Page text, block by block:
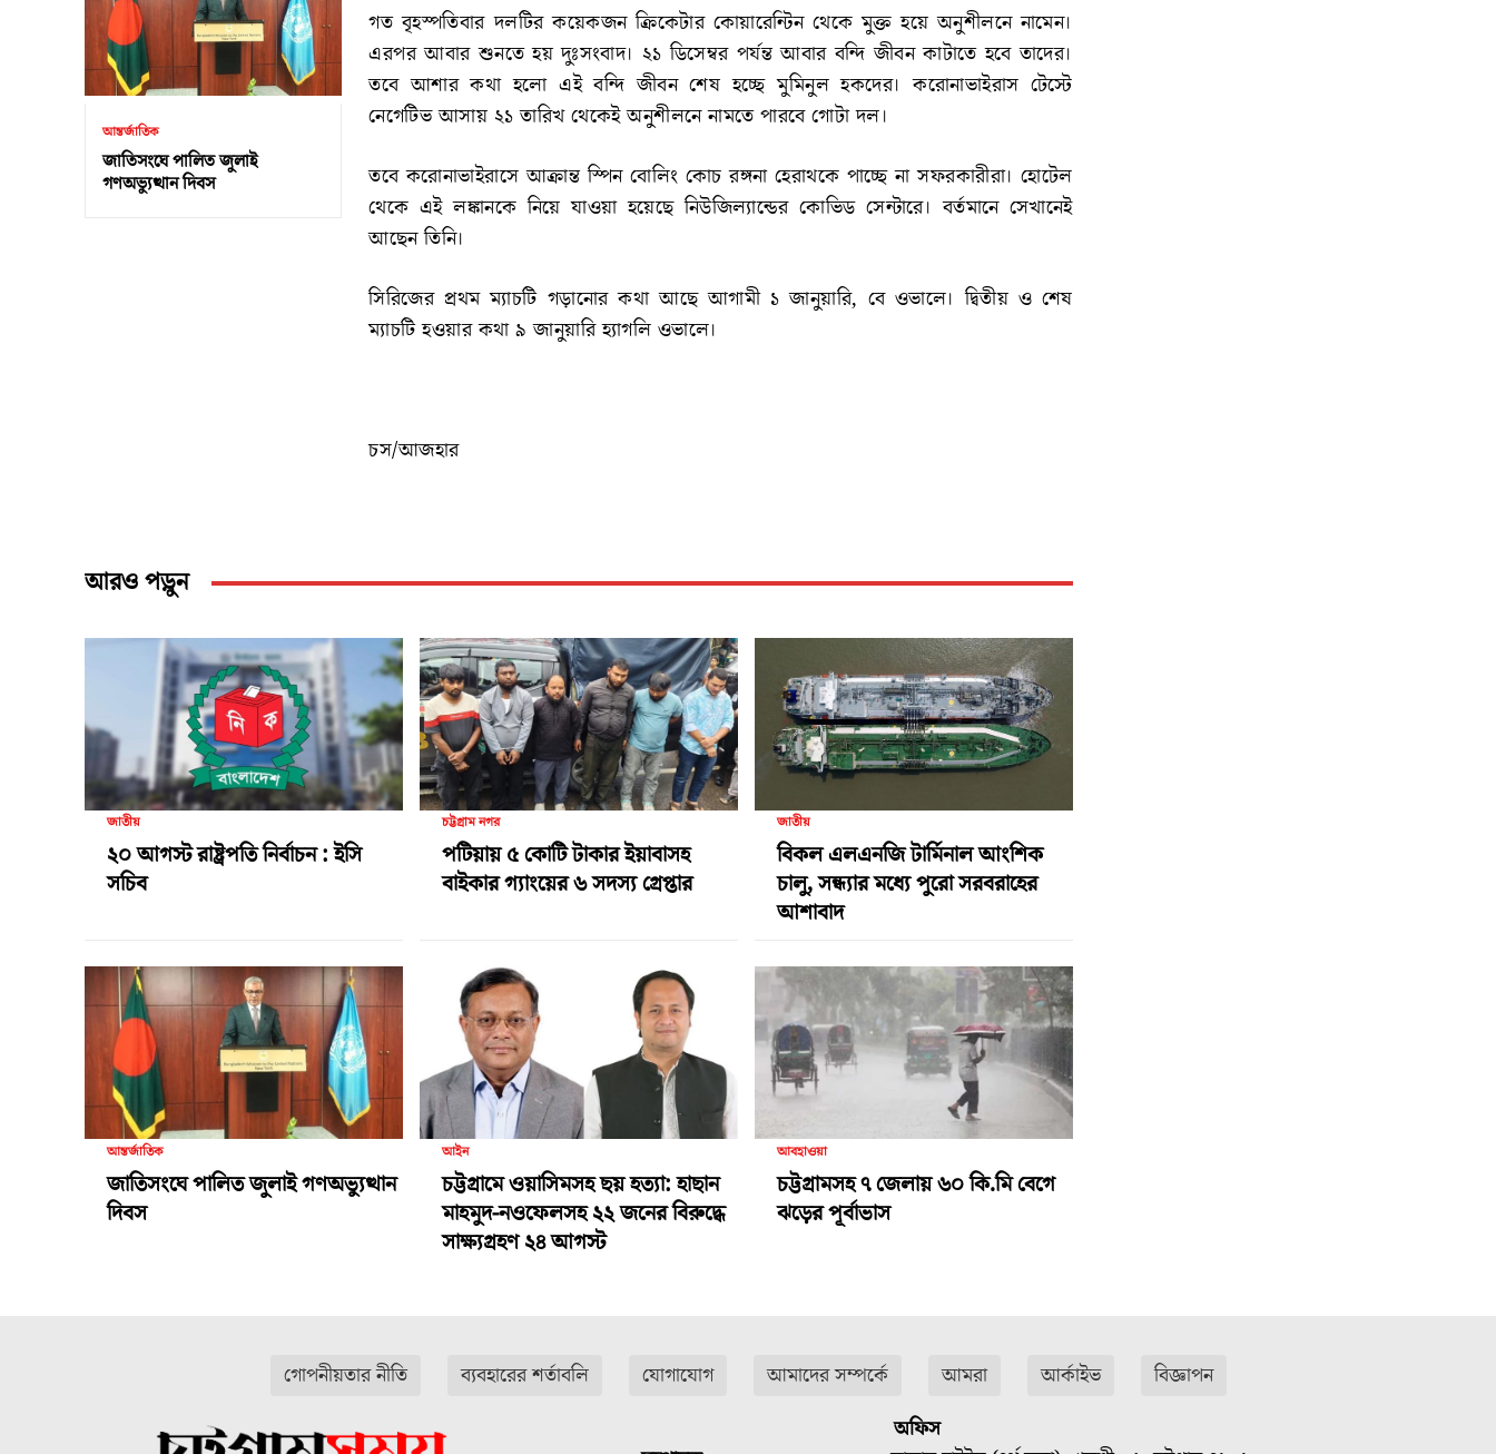
আন্তর্জাতিক
জাতিসংঘে পালিত জুলাই
গণঅভ্যুত্থান দিবস
গত বৃহস্পতিবার দলটির কয়েকজন ক্রিকেটার কোয়ারেন্টিন থেকে মুক্ত হয়ে অনুশীলনে নামেন।
এরপর আবার শুনতে হয় দুঃসংবাদ। ২১ ডিসেম্বর পর্যন্ত আবার বন্দি জীবন কাটাতে হবে তাদের।
তবে আশার কথা হলো এই বন্দি জীবন শেষ হচ্ছে মুমিনুল হকদের। করোনাভাইরাস টেস্টে
নেগেটিভ আসায় ২১ তারিখ থেকেই অনুশীলনে নামতে পারবে গোটা দল।
তবে করোনাভাইরাসে আক্রান্ত স্পিন বোলিং কোচ রঙ্গনা হেরাথকে পাচ্ছে না সফরকারীরা। হোটেল
থেকে এই লঙ্কানকে নিয়ে যাওয়া হয়েছে নিউজিল্যান্ডের কোভিড সেন্টারে। বর্তমানে সেখানেই
আছেন তিনি।
সিরিজের প্রথম ম্যাচটি গড়ানোর কথা আছে আগামী ১ জানুয়ারি, বে ওভালে। দ্বিতীয় ও শেষ
ম্যাচটি হওয়ার কথা ৯ জানুয়ারি হ্যাগলি ওভালে।
চস/আজহার
আরও পড়ুন
জাতীয়
২০ আগস্ট রাষ্ট্রপতি নির্বাচন : ইসি
সচিব
চট্টগ্রাম নগর
পটিয়ায় ৫ কোটি টাকার ইয়াবাসহ
বাইকার গ্যাংয়ের ৬ সদস্য গ্রেপ্তার
জাতীয়
বিকল এলএনজি টার্মিনাল আংশিক
চালু, সন্ধ্যার মধ্যে পুরো সরবরাহের
আশাবাদ
আন্তর্জাতিক
জাতিসংঘে পালিত জুলাই গণঅভ্যুত্থান
দিবস
আইন
চট্টগ্রামে ওয়াসিমসহ ছয় হত্যা: হাছান
মাহমুদ-নওফেলসহ ২২ জনের বিরুদ্ধে
সাক্ষ্যগ্রহণ ২৪ আগস্ট
আবহাওয়া
চট্টগ্রামসহ ৭ জেলায় ৬০ কি.মি বেগে
ঝড়ের পূর্বাভাস
গোপনীয়তার নীতি ব্যবহারের শর্তাবলি যোগাযোগ আমাদের সম্পর্কে আমরা আর্কাইভ বিজ্ঞাপন
অফিস